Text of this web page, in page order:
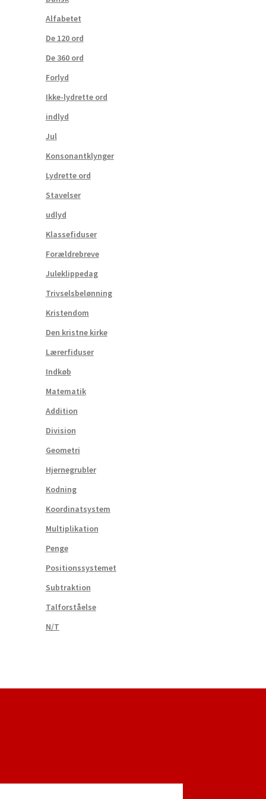
Alfabetet
De 120 ord
De 360 ord
Forlyd
Ikke-lydrette ord
indlyd
Jul
Konsonantklynger
Lydrette ord
Stavelser
udlyd
Klassefiduser
Forældrebreve
Juleklippedag
Trivselsbelønning
Kristendom
Den kristne kirke
Lærerfiduser
Indkøb
Matematik
Addition
Division
Geometri
Hjernegrubler
Kodning
Koordinatsystem
Multiplikation
Penge
Positionssystemet
Subtraktion
Talforståelse
N/T